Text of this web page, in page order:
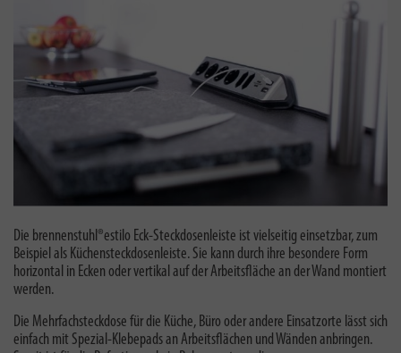
Die brennenstuhl®estilo Eck-Steckdosenleiste ist vielseitig einsetzbar, zum
Beispiel als Küchensteckdosenleiste. Sie kann durch ihre besondere Form
horizontal in Ecken oder vertikal auf der Arbeitsfläche an der Wand montiert
werden.
Die Mehrfachsteckdose für die Küche, Büro oder andere Einsatzorte lässt sich
einfach mit Spezial-Klebepads an Arbeitsflächen und Wänden anbringen.